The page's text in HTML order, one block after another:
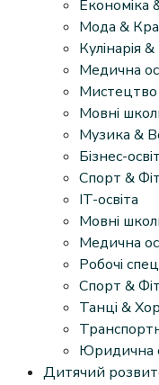
Економіка
Мода &
Кулінарія
Медична
Мистецтво
Мовні
Музика &
Бізнес-
Спорт &
IT-освіта
Мовні
Медична
Робочі
Спорт &
Танці &
Юридична
Дитячий